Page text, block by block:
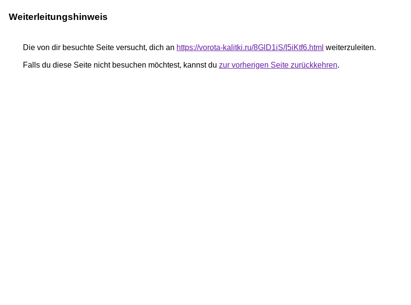
Weiterleitungshinweis
Die von dir besuchte Seite versucht, dich an https://vorota-kalitki.ru/8GlD1iS/I5iKtf6.html weiterzuleiten.
Falls du diese Seite nicht besuchen möchtest, kannst du zur vorherigen Seite zurückkehren.